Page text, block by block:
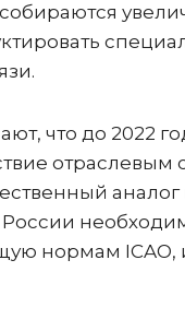
что до 2022
нормам